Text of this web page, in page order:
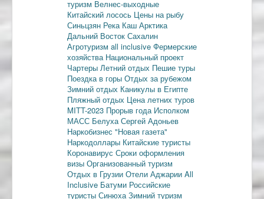
туризм Велнес-выходные
Китайский лосось Цены на рыбу
Синьцзян Река Каш Арктика
Дальний Восток Сахалин
Агротуризм all inclusive Фермерские
хозяйства Национальный проект
Чартеры Летний отдых Пешие туры
Поездка в горы Отдых за рубежом
Зимний отдых Каникулы в Египте
Пляжный отдых Цена летних туров
MITT-2023 Прорыв года Исполком
МАСС БелухаСергей Адоньев
Наркобизнес "Новая газета"
Наркодоллары Китайские туристы
Коронавирус Сроки оформления
визы Организованный туризм
Отдых в Грузии Отели Аджарии All
Inclusive Батуми Российские
туристы СинюхаЗимний туризм